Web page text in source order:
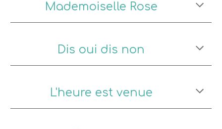
Mademoiselle Rose
Dis oui dis non
L'heure est venue